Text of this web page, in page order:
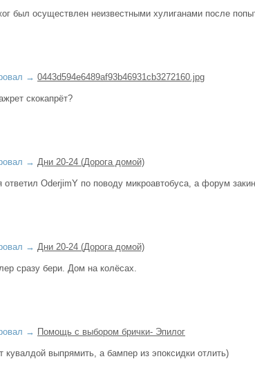
был осуществлен неизвестными хулиганами после
→ 0443d594e6489af93b46931cb3272160.jpg
скокапрёт?
→ Дни 20-24 (Дорога домой)
ответил OderjimY по поводу микроавтобуса, а форум
→ Дни 20-24 (Дорога домой)
сразу бери. Дом на колёсах.
→ Помощь с выбором брички- Эпилог
кувалдой выпрямить, а бампер из эпоксидки отлить)